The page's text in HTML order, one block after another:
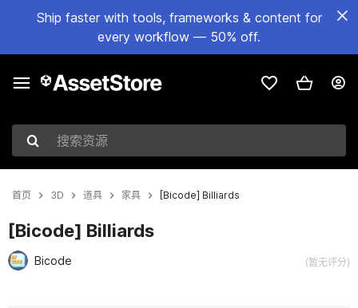
Ship faster with tools, frameworks & content for
every workflow — 50% off.
搜索资源
首页 3D 道具 家具 [Bicode] Billiards
[Bicode] Billiards
Bicode (暂无评分)